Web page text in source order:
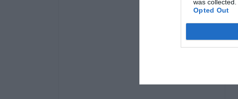
was collected.
Opted Out